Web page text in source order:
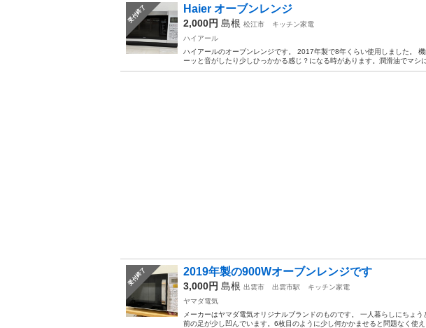
受付終了 Haier オーブンレンジ
2,000円 島根 松江市
キッチン家電
ハイアール
ハイアールのオーブンレンジです。 2017年製で8年くらい使用しました。
ーッと音がしたり少しひっかかる感じ？になる時があります。潤滑油でマシ
受付終了 2019年製の900Wオーブンレンジです
3,000円 島根 出雲市 出雲市駅
キッチン家電
ヤマダ電気
メーカーはヤマダ電気オリジナルブランドのものです。 一人暮らしにちょ
前の足が少し凹んでいます。6枚目のように少し何かかませると問題なく使